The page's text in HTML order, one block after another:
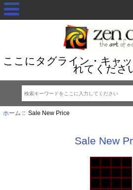
ここにタグライン・キャ
れてくださ
ホーム :: Sale New Price
Sale New